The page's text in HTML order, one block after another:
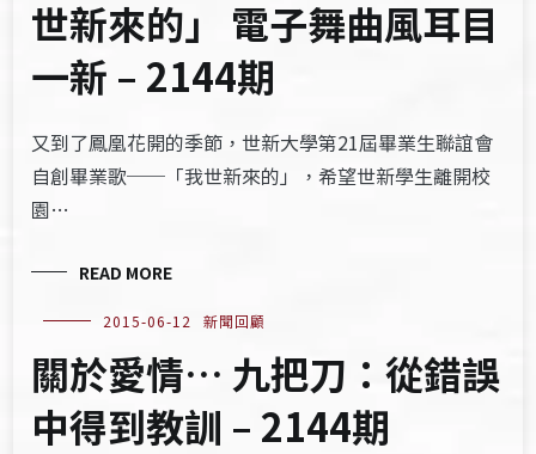
世新來的」 電子舞曲風耳目
一新 – 2144期
又到了鳳凰花開的季節，世新大學第21屆畢業生聯誼會
自創畢業歌──「我世新來的」，希望世新學生離開校
園…
READ MORE
2015-06-12 新聞回顧
關於愛情… 九把刀：從錯誤
中得到教訓 – 2144期